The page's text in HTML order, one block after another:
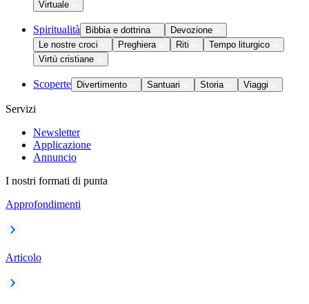
Virtuale
Spiritualità Bibbia e dottrina
Devozione
Le nostre croci
Preghiera Riti
Tempo liturgico
Virtù cristiane
Scoperte Divertimento Santuari Storia Viaggi
Servizi
Newsletter
Applicazione
Annuncio
I nostri formati di punta
Approfondimenti
Articolo